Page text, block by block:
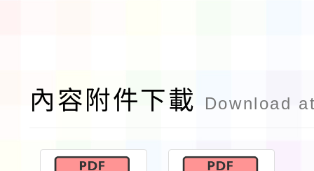
內容附件下載 Download